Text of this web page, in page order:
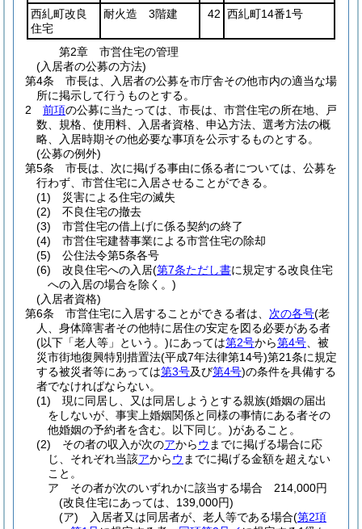
西糺町改良
住宅
耐火造 3階建 42 西糺町14番1号
第2章
市営住宅の管理
(入居者の公募の方法)
第4条
市長は、入居者の公募を市庁舎その他市内の適当な場
所に掲示して行うものとする。
2
前項の公募に当たっては、市長は、市営住宅の所在地、戸
数、規格、使用料、入居者資格、申込方法、選考方法の概
略、入居時期その他必要な事項を公示するものとする。
(公募の例外)
第5条
市長は、次に掲げる事由に係る者については、公募を
行わず、市営住宅に入居させることができる。
(1)
災害による住宅の滅失
(2)
不良住宅の撤去
(3)
市営住宅の借上げに係る契約の終了
(4)
市営住宅建替事業による市営住宅の除却
(5)
公住法令第5条各号
(6)
改良住宅への入居(第7条ただし書に規定する改良住宅
への入居の場合を除く。)
(入居者資格)
第6条
市営住宅に入居することができる者は、 次の各号(老
人、身体障害者その他特に居住の安定を図る必要がある者
(以下「老人等」という。)にあっては第2号から第4号 、被
災市街地復興特別措置法(平成7年法律第14号)第21条に規定
する被災者等にあっては第3号及び第4号)の条件を具備する
者でなければならない。
(1)
現に同居し、又は同居しようとする親族(婚姻の届出
をしないが、事実上婚姻関係と同様の事情にある者その
他婚姻の予約者を含む。以下同じ。)があること。
(2)
その者の収入が次のアからウ までに掲げる場合に応
じ、それぞれ当該アからウ までに掲げる金額を超えない
こと。
ア
その者が次のいずれかに該当する場合 214,000円
(改良住宅にあっては、139,000円)
(ア)
入居者又は同居者が、老人等である場合(第2項